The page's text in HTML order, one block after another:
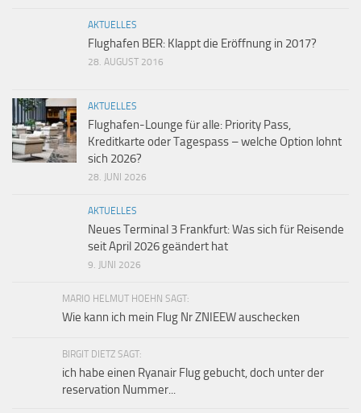
AKTUELLES
Flughafen BER: Klappt die Eröffnung in 2017?
28. AUGUST 2016
AKTUELLES
Flughafen-Lounge für alle: Priority Pass,
Kreditkarte oder Tagespass – welche Option lohnt
sich 2026?
28. JUNI 2026
AKTUELLES
Neues Terminal 3 Frankfurt: Was sich für Reisende
seit April 2026 geändert hat
9. JUNI 2026
MARIO HELMUT HOEHN SAGT:
Wie kann ich mein Flug Nr ZNIEEW auschecken
BIRGIT DIETZ SAGT:
ich habe einen Ryanair Flug gebucht, doch unter der
reservation Nummer...